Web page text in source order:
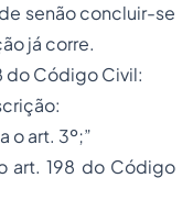
senão concluir-se
já corre.
do Código Civil:
o art. 3º;”
art. 198 do Código